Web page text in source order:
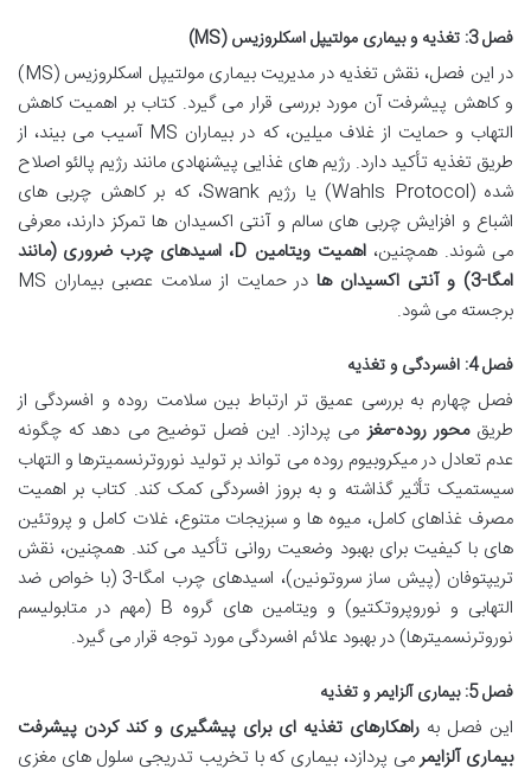
فصل 3: تغذیه و بیماری مولتیپل اسکلروزیس (MS)
در این فصل، نقش تغذیه در مدیریت بیماری مولتیپل اسکلروزیس (MS)
و کاهش پیشرفت آن مورد بررسی قرار می گیرد. کتاب بر اهمیت کاهش
التهاب و حمایت از غلاف میلین، که در بیماران MS آسیب می بیند، از
طریق تغذیه تأکید دارد. رژیم های غذایی پیشنهادی مانند رژیم پالئو اصلاح
شده (Wahls Protocol) یا رژیم Swank، که بر کاهش چربی های
اشباع و افزایش چربی های سالم و آنتی اکسیدان ها تمرکز دارند، معرفی
می شوند. همچنین،
اهمیت ویتامین D، اسیدهای چرب ضروری (مانند
امگا-3) و آنتی اکسیدان ها
در حمایت از سلامت عصبی بیماران MS
برجسته می شود.
فصل 4: افسردگی و تغذیه
فصل چهارم به بررسی عمیق تر ارتباط بین سلامت روده و افسردگی از
طریقمحور روده-مغز می پردازد. این فصل توضیح می دهد که چگونه
عدم تعادل در میکروبیوم روده می تواند بر تولید نوروترنسمیترها و التهاب
سیستمیک تأثیر گذاشته و به بروز افسردگی کمک کند. کتاب بر اهمیت
مصرف غذاهای کامل، میوه ها و سبزیجات متنوع، غلات کامل و پروتئین
های با کیفیت برای بهبود وضعیت روانی تأکید می کند. همچنین، نقش
تریپتوفان (پیش ساز سروتونین)، اسیدهای چرب امگا-3 (با خواص ضد
التهابی و نوروپروتکتیو) و ویتامین های گروه B (مهم در متابولیسم
نوروترنسمیترها) در بهبود علائم افسردگی مورد توجه قرار می گیرد.
فصل 5: بیماری آلزایمر و تغذیه
این فصل به راهکارهای تغذیه ای برای پیشگیری و کند کردن پیشرفت
بیماری آلزایمرمی پردازد، بیماری که با تخریب تدریجی سلول های مغزی